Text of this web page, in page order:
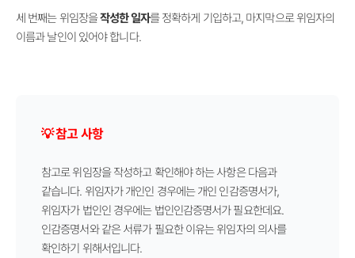
세 번째는 위임장을작성한 일자를 정확하게 기입하고, 마지막으로 위임자의
이름과 날인이 있어야 합니다.
💡 참고 사항
참고로 위임장을 작성하고 확인해야 하는 사항은 다음과
같습니다. 위임자가 개인인 경우에는 개인 인감증명서가,
위임자가 법인인 경우에는 법인인감증명서가 필요한데요.
인감증명서와 같은 서류가 필요한 이유는 위임자의 의사를
확인하기 위해서입니다.